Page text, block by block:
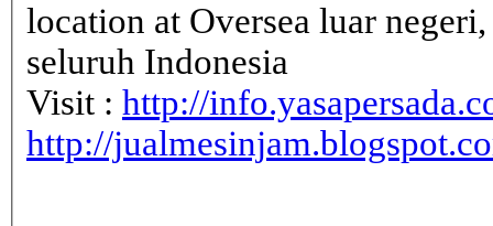
location at Oversea luar
seluruh Indonesia
Visit : http://
http://